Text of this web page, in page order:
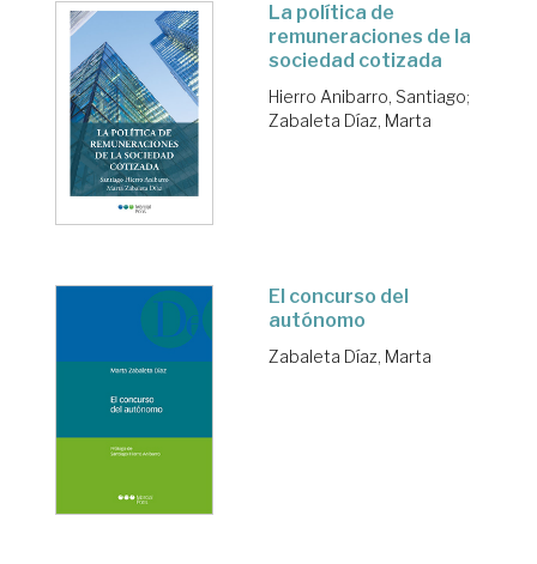
La política de
remuneraciones de la
sociedad cotizada
Hierro Anibarro, Santiago;
Zabaleta Díaz, Marta
El concurso del
autónomo
Zabaleta Díaz, Marta